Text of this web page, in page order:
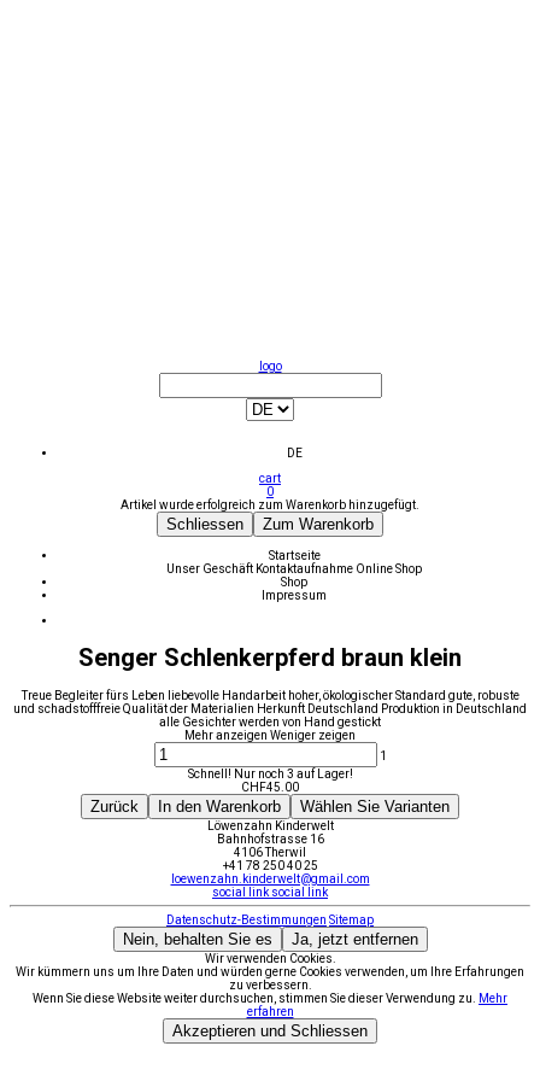
logo
DE
cart
0
Artikel wurde erfolgreich zum Warenkorb hinzugefügt.
Schliessen Zum Warenkorb
Startseite
Unser Geschäft Kontaktaufnahme Online Shop
Shop
Impressum
Senger Schlenkerpferd braun klein
Treue Begleiter fürs Leben liebevolle Handarbeit hoher, ökologischer Standard gute, robuste
und schadstofffreie Qualität der Materialien Herkunft Deutschland Produktion in Deutschland
alle Gesichter werden von Hand gestickt
Mehr anzeigen Weniger zeigen
1
Schnell! Nur noch 3 auf Lager!
CHF45.00
Zurück In den Warenkorb Wählen Sie Varianten
Löwenzahn Kinderwelt
Bahnhofstrasse 16
4106 Therwil
+41 78 250 40 25
loewenzahn.kinderwelt@gmail.com
social link social link
Datenschutz-Bestimmungen Sitemap
Nein, behalten Sie es Ja, jetzt entfernen
Wir verwenden Cookies.
Wir kümmern uns um Ihre Daten und würden gerne Cookies verwenden, um Ihre Erfahrungen
zu verbessern.
Wenn Sie diese Website weiter durchsuchen, stimmen Sie dieser Verwendung zu.
Mehr
erfahren
Akzeptieren und Schliessen